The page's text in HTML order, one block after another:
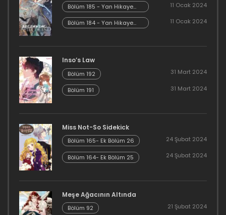
Bölüm 185 - Yan Hikaye
Kısım 7
11 Ocak 2024
Bölüm 184 - Yan Hikaye
Kısım 6
11 Ocak 2024
Inso’s Law
Bölüm 192 31 Mart 2024
Bölüm 191 31 Mart 2024
Miss Not-So Sidekick
Bölüm 165- Ek Bölüm 26 24 Şubat 2024
Bölüm 164- Ek Bölüm 25 24 Şubat 2024
Meşe Ağacının Altında
Bölüm 92 21 Şubat 2024